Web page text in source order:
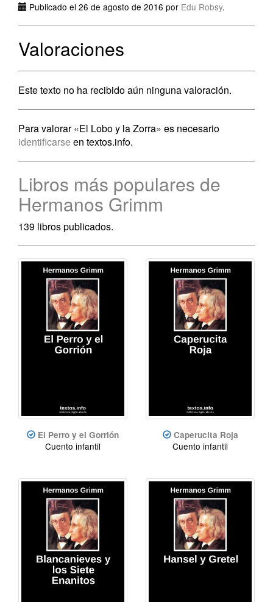
Publicado el 26 de agosto de 2016 por Edu Robsy.
Valoraciones
Este texto no ha recibido aún ninguna valoración.
Para valorar «El Lobo y la Zorra» es necesario
identificarse en textos.info.
Libros más populares de
Hermanos Grimm
139 libros publicados.
El Perro y el Gorrión
Cuento infantil
Caperucita Roja
Cuento infantil